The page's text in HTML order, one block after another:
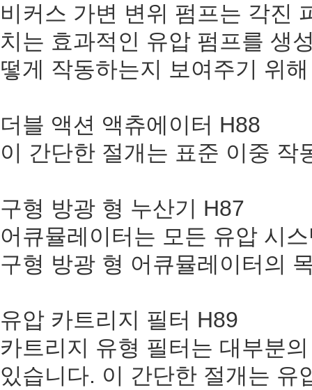
비커스 가변 변위 펌프는 각진
치는 효과적인 유압 펌프를 생
떻게 작동하는지 보여주기 위
더블 액션 액츄에이터 H88
이 간단한 절개는 표준 이중 작
구형 방광 형 누산기 H87
어큐뮬레이터는 모든 유압 시
구형 방광 형 어큐뮬레이터의
유압 카트리지 필터 H89
카트리지 유형 필터는 대부분
있습니다. 이 간단한 절개는 유